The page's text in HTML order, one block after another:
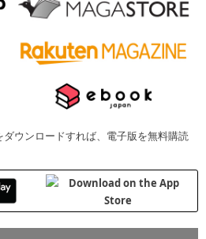
ウンロードすれば、電子版を無料購読